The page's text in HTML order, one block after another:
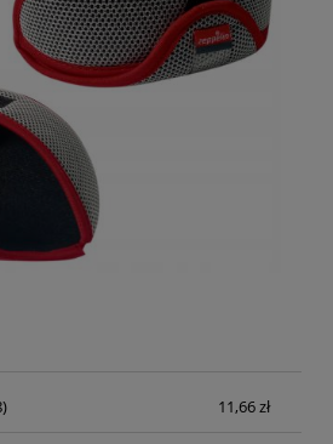
kosztów płatności
11,66 zł